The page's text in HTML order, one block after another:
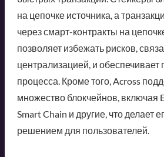
на цепочке источника, а
через смарт-контракты на
позволяет избежать рисков,
централизацией, и обеспечивает
процесса. Кроме того, Across
множество блокчейнов, включая
Smart Chain и другие, что делает
решением для пользователей.